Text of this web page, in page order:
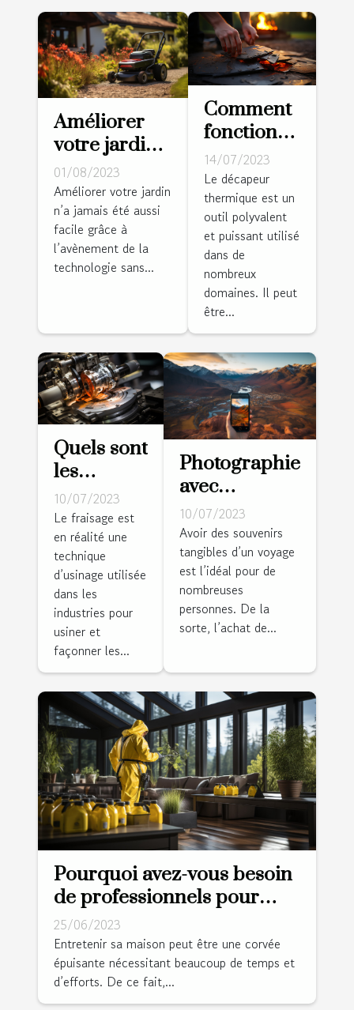
Améliorer
votre jardin
avec un
robot
tondeuse
sans fil
périphérique
: conseils et
01/08/2023
Améliorer votre jardin
n’a jamais été aussi
facile grâce à
l’avènement de la
technologie sans...
Comment
fonctionne
un
décapeur
thermique
?
14/07/2023
Le décapeur
thermique est un
outil polyvalent
et puissant utilisé
dans de
nombreux
domaines. Il peut
être...
Quels sont
les
différents
types de
fraisage ?
10/07/2023
Le fraisage est
en réalité une
technique
d’usinage utilisée
dans les
industries pour
usiner et
façonner les...
Photographie
avec
smartphone :
quels
avantages
lors d’un
voyage ?
10/07/2023
Avoir des souvenirs
tangibles d’un voyage
est l’idéal pour de
nombreuses
personnes. De la
sorte, l’achat de...
Pourquoi avez-vous besoin
de professionnels pour
nettoyer votre domicile ?
25/06/2023
Entretenir sa maison peut être une corvée
épuisante nécessitant beaucoup de temps et
d’efforts. De ce fait,...